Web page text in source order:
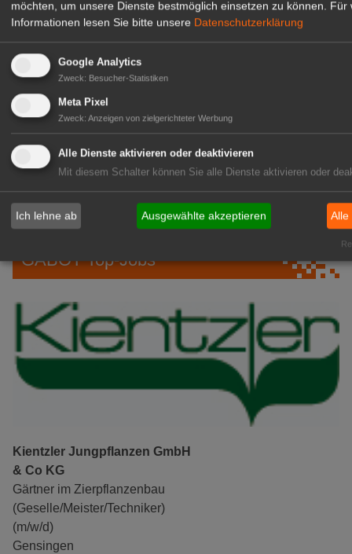
07. Aug hagebau: 24 Nachwuchskräfte
07.
Aug
Niedersachsen: Lieblingsbeere ist die
Heidelbeere
07. Aug FLORUM 2026: 27 Fachaussteller
07.
Aug
Gartenbau-Versicherung: Erneut mit
Assekurata-Reating A++
07. Aug SYLVA: Baumschule seit 250 Jahren
GABOT Top-Jobs
Kientzler Jungpflanzen GmbH
& Co KG
Gärtner im Zierpflanzenbau
(Geselle/Meister/Techniker)
(m/w/d)
Gensingen
möchten, um unsere Dienste bestmöglich einsetzen zu können.
Für
Informationen lesen Sie bitte unsere Datenschutzerklärung
Google Analytics
Zweck: Besucher-Statistiken
Meta Pixel
Zweck: Anzeigen von zielgerichteter Werbung
Alle Dienste aktivieren oder deaktivieren
Mit diesem Schalter können Sie alle Dienste aktivieren oder
Ich lehne ab Ausgewählte akzeptieren Alle